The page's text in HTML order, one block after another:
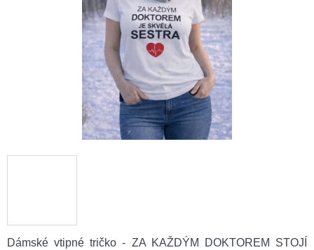
Dámské vtipné tričko - ZA KAŽDÝM DOKTOREM STOJÍ